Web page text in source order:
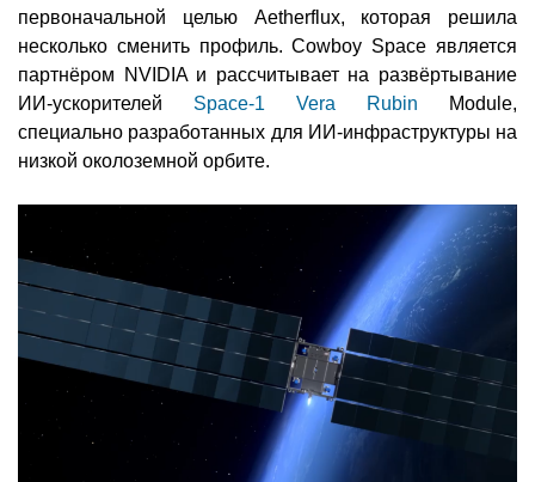
первоначальной целью Aetherflux, которая решила
несколько сменить профиль. Cowboy Space является
партнёром NVIDIA и рассчитывает на развёртывание
ИИ-ускорителей Space-1 Vera Rubin Module,
специально разработанных для ИИ-инфраструктуры на
низкой околоземной орбите.